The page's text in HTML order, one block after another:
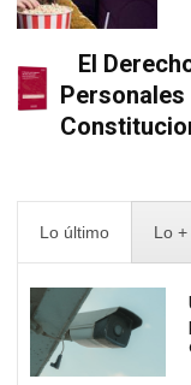
El
Personales
Lo último Lo